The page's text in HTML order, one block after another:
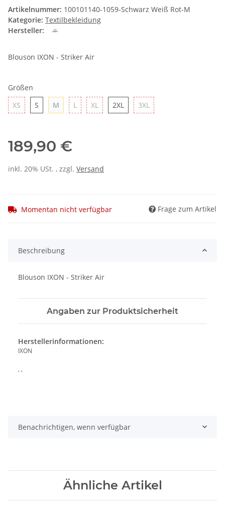
Artikelnummer: 100101140-1059-Schwarz Weiß Rot-M
Kategorie: Textilbekleidung
Hersteller:
Blouson IXON - Striker Air
Größen
XS XS S M L XL XL 2XL 2XL 3XL 3XL
189,90 €
inkl. 20% USt. , zzgl. Versand
Momentan nicht verfügbar Frage zum Artikel
Beschreibung
Blouson IXON - Striker Air
Angaben zur Produktsicherheit
Herstellerinformationen:
IXON
, ,
Benachrichtigen, wenn verfügbar
Ähnliche Artikel